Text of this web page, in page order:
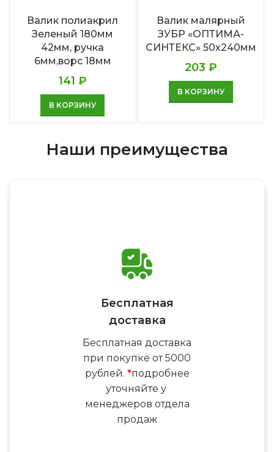
Валик полиакрил
Зеленый 180мм
42мм, ручка
6мм,ворс 18мм
141 ₽
В КОРЗИНУ
Валик малярный
ЗУБР «ОПТИМА-
СИНТЕКС» 50х240мм
203 ₽
В КОРЗИНУ
Наши преимущества
Бесплатная
доставка
Бесплатная доставка
при покупке от 5000
рублей. *подробнее
уточняйте у
менеджеров отдела
продаж